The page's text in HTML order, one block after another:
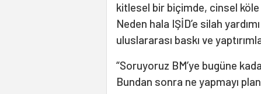
kitlesel bir biçimde, cinsel
Neden hala IŞİD’e silah
uluslararası baskı ve
“Soruyoruz BM’ye bugüne
Bundan sonra ne yapmayı